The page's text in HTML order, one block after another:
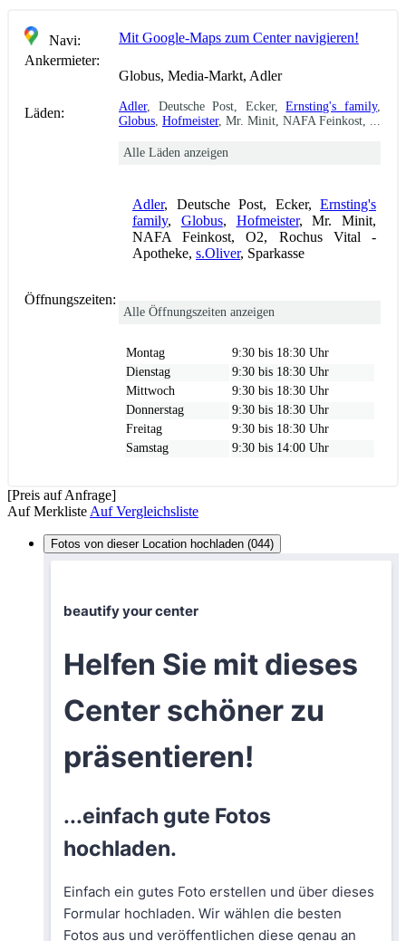
Navi:
Mit Google-Maps zum Center navigieren!
Ankermieter:
Globus, Media-Markt, Adler
Läden: Adler, Deutsche Post, Ecker,Ernsting's family,
Globus Hofmeister, Mr. Minit, NAFA Feinkost, ...
Alle Läden anzeigen
Adler, Deutsche Post, Ecker, Ernsting's
family, Globus, Hofmeister, Mr. Minit,
NAFA Feinkost, O2, Rochus Vital -
Apotheke, s.Oliver, Sparkasse
Öffnungszeiten:
Alle Öffnungszeiten anzeigen
Montag
9:30 bis 18:30 Uhr
Dienstag
9:30 bis 18:30 Uhr
Mittwoch
9:30 bis 18:30 Uhr
Donnerstag
9:30 bis 18:30 Uhr
Freitag
9:30 bis 18:30 Uhr
Samstag
9:30 bis 14:00 Uhr
[Preis auf Anfrage]
Auf Merkliste Auf Vergleichsliste
Fotos von dieser Location hochladen (044)